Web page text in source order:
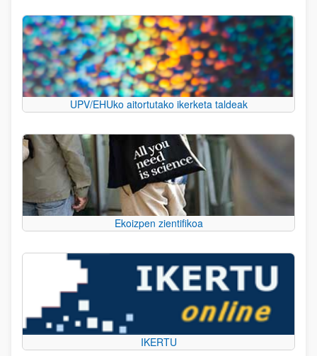
UPV/EHUko aitortutako ikerketa taldeak
Ekoizpen zientifikoa
IKERTU